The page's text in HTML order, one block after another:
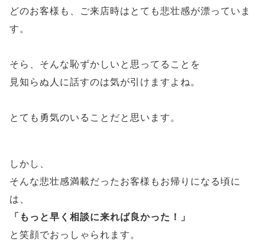
どのお客様も、ご来店時はとても悲壮感が漂っていま
す。
そら、そんな恥ずかしいと思ってることを
見知らぬ人に話すのは気が引けますよね。
とても勇気のいることだと思います。
しかし、
そんな悲壮感満載だったお客様もお帰りになる頃に
は、
「もっと早く相談に来れば良かった！」
と笑顔でおっしゃられます。